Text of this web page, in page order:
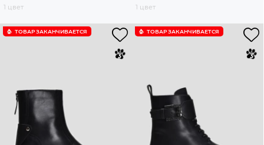
1 цвет
1 цвет
ТОВАР ЗАКАНЧИВАЕТСЯ ТОВАР ЗАКАНЧИВАЕТСЯ